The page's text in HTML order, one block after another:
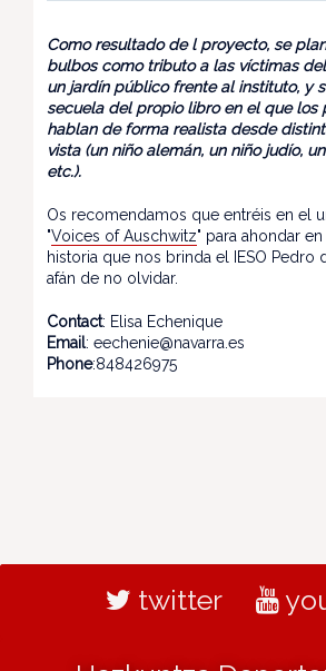
Como resultado de l proyecto, se
bulbos como tributo a las víctimas
un jardín público frente al instituto, y
secuela del propio libro en el que los
hablan de forma realista desde
vista (un niño alemán, un niño judío,
etc.).
Os recomendamos que entréis en el
"Voices of Auschwitz" para ahondar
historia que nos brinda el IESO Pedro
afán de no olvidar.
Contact: Elisa Echenique
Email: eechenie@navarra.es
Phone:848426975
twitter